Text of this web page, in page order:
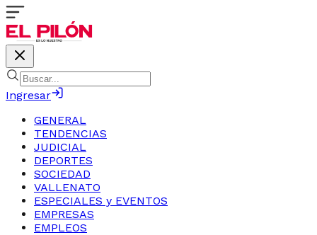
Ingresar
GENERAL
TENDENCIAS
JUDICIAL
DEPORTES
SOCIEDAD
VALLENATO
ESPECIALES y EVENTOS
EMPRESAS
EMPLEOS